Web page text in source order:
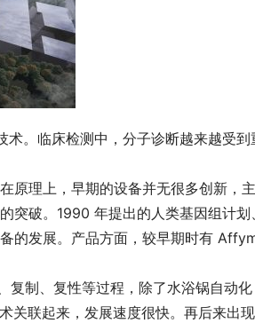
。临床检测中，分子诊断越来越受到
原理上，早期的设备并无很多创新，
突破。1990 年提出的人类基因组计划
的发展。产品方面，较早期时有
复制、复性等过程，除了水浴锅自动
关联起来，发展速度很快。再后来出